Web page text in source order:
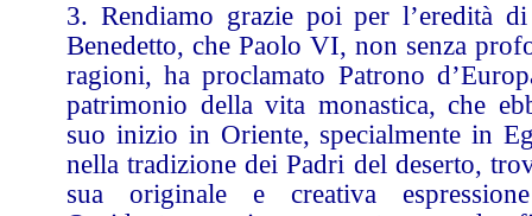
3. Rendiamo grazie poi per l’eredità
Benedetto, che Paolo VI, non senza
ragioni, ha proclamato Patrono
patrimonio della vita monastica, che
suo inizio in Oriente, specialmente in
nella tradizione dei Padri del deserto,
sua originale e creativa